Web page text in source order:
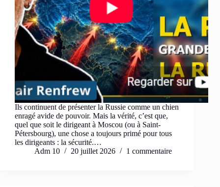
Ils continuent de présenter la Russie comme un chien
enragé avide de pouvoir. Mais la vérité, c’est que,
quel que soit le dirigeant à Moscou (ou à Saint-
Pétersbourg), une chose a toujours primé pour tous
les dirigeants : la sécurité.…
Adm 10
20 juillet 2026 1 commentaire